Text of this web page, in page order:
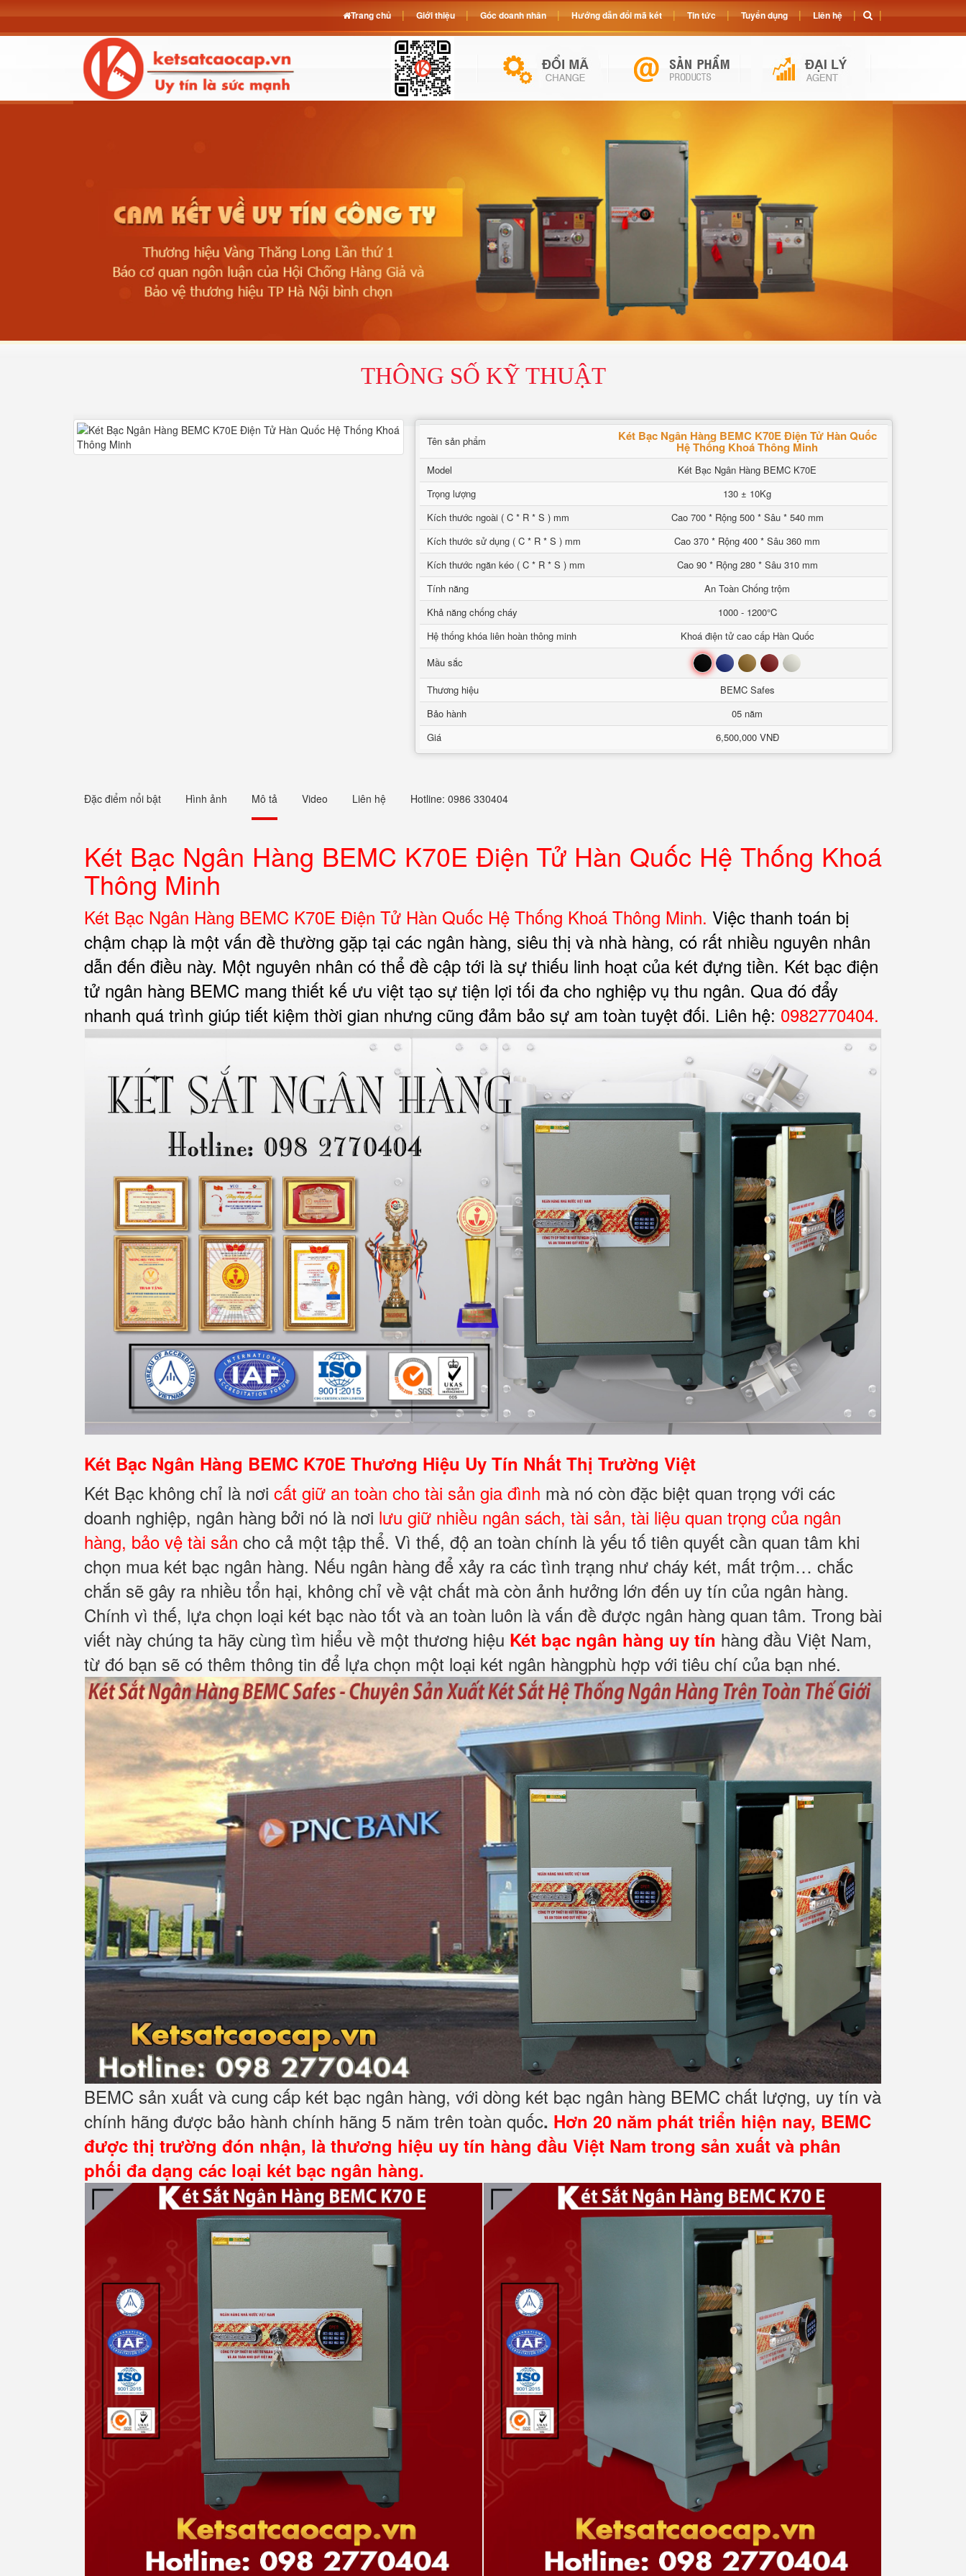
THÔNG SỐ KỸ THUẬT
Tên sản phẩm Két Bạc Ngân Hàng BEMC K70E Điện Tử Hàn Quốc
Hệ Thống Khoá Thông Minh
Model
Két Bạc Ngân Hàng BEMC K70E
Trọng lượng
130 ± 10Kg
Kích thước ngoài ( C * R * S ) mm
Cao 700 * Rộng 500 * Sâu * 540 mm
Kích thước sử dụng ( C * R * S ) mm
Cao 370 * Rộng 400 * Sâu 360 mm
Kích thước ngăn kéo ( C * R * S ) mm
Cao 90 * Rộng 280 * Sâu 310 mm
Tính năng
An Toàn Chống trộm
Khả năng chống cháy
1000 - 1200°C
Hệ thống khóa liên hoàn thông minh
Khoá điện tử cao cấp Hàn Quốc
Mầu sắc
Đen Xanh Nâu Đỏ Trắng
Thương hiệu
BEMC Safes
Bảo hành
05 năm
Giá
6,500,000 VNĐ
Đặc điểm nổi bật Hình ảnh Mô tả Video Liên hệ Hotline: 0986 330404
Két Bạc Ngân Hàng BEMC K70E Điện Tử Hàn Quốc Hệ Thống Khoá
Thông Minh
Két Bạc Ngân Hàng BEMC K70E Điện Tử Hàn Quốc Hệ Thống Khoá Thông Minh. Việc thanh toán bị
chậm chạp là một vấn đề thường gặp tại các ngân hàng, siêu thị và nhà hàng, có rất nhiều nguyên nhân
dẫn đến điều này. Một nguyên nhân có thể đề cập tới là sự thiếu linh hoạt của két đựng tiền. Két bạc điện
tử ngân hàng BEMC mang thiết kế ưu việt tạo sự tiện lợi tối đa cho nghiệp vụ thu ngân. Qua đó đẩy
nhanh quá trình giúp tiết kiệm thời gian nhưng cũng đảm bảo sự am toàn tuyệt đối. Liên hệ: 0982770404.
Két Bạc Ngân Hàng BEMC K70E Thương Hiệu Uy Tín Nhất Thị Trường Việt
Két Bạc không chỉ là nơi cất giữ an toàn cho tài sản gia đình mà nó còn đặc biệt quan trọng với các
doanh nghiệp, ngân hàng bởi nó là nơi lưu giữ nhiều ngân sách, tài sản, tài liệu quan trọng của ngân
hàng, bảo vệ tài sản cho cả một tập thể. Vì thế, độ an toàn chính là yếu tố tiên quyết cần quan tâm khi
chọn mua két bạc ngân hàng. Nếu ngân hàng để xảy ra các tình trạng như cháy két, mất trộm… chắc
chắn sẽ gây ra nhiều tổn hại, không chỉ về vật chất mà còn ảnh hưởng lớn đến uy tín của ngân hàng.
Chính vì thế, lựa chọn loại két bạc nào tốt và an toàn luôn là vấn đề được ngân hàng quan tâm. Trong bài
viết này chúng ta hãy cùng tìm hiểu về một thương hiệu Két bạc ngân hàng uy tín hàng đầu Việt Nam,
từ đó bạn sẽ có thêm thông tin để lựa chọn một loại két ngân hàngphù hợp với tiêu chí của bạn nhé.
BEMC sản xuất và cung cấp két bạc ngân hàng, với dòng két bạc ngân hàng BEMC chất lượng, uy tín và
chính hãng được bảo hành chính hãng 5 năm trên toàn quốc. Hơn 20 năm phát triển hiện nay, BEMC
được thị trường đón nhận, là thương hiệu uy tín hàng đầu Việt Nam trong sản xuất và phân
phối đa dạng các loại két bạc ngân hàng.
Trang chủ Giới thiệu Góc doanh nhân Hướng dẫn đổi mã két Tin tức Tuyển dụng Liên hệ